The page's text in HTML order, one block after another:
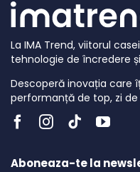
La IMA Trend, viitorul
tehnologie de încredere
Descoperă inovația care
performanță de top, zi de
Aboneaza-te la